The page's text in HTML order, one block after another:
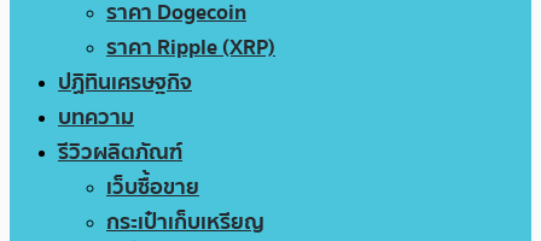
ราคา Dogecoin
ราคา Ripple (XRP)
ปฏิทินเศรษฐกิจ
บทความ
รีวิวผลิตภัณฑ์
เว็บซื้อขาย
กระเป๋าเก็บเหรียญ